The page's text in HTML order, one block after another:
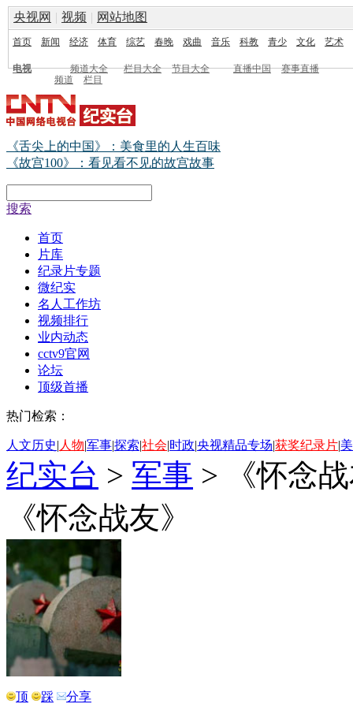
央视网 | 视频 | 网站地图
首页 新闻 经济 体育 综艺 春晚 戏曲 音乐 科教 青少 文化 艺术
电视 频道大全 栏目大全 节目大全 直播中国
赛事直播
频道
栏目
《舌尖上的中国》：美食里的人生百味
《故宫100》：看见看不见的故宫故事
搜索
首页
片库
纪录片专题
微纪实
名人工作坊
视频排行
业内动态
cctv9官网
论坛
顶级首播
热门检索：
人文历史| 人物|军事|探索|社会|时政|央视精品专场|获奖纪录片|
纪实台 > 军事 >
《怀念
《怀念战友》
顶 踩 分享